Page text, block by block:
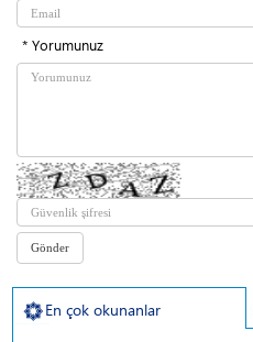
* Yorumunuz
En çok okunanlar